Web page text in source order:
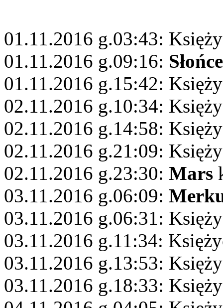
01.11.2016 g.03:43:
01.11.2016 g.09:16: Słońce
01.11.2016 g.15:42:
02.11.2016 g.10:34:
02.11.2016 g.14:58:
02.11.2016 g.21:09:
02.11.2016 g.23:30: Mars
03.11.2016 g.06:09:
03.11.2016 g.06:31:
03.11.2016 g.11:34:
03.11.2016 g.13:53:
03.11.2016 g.18:33: